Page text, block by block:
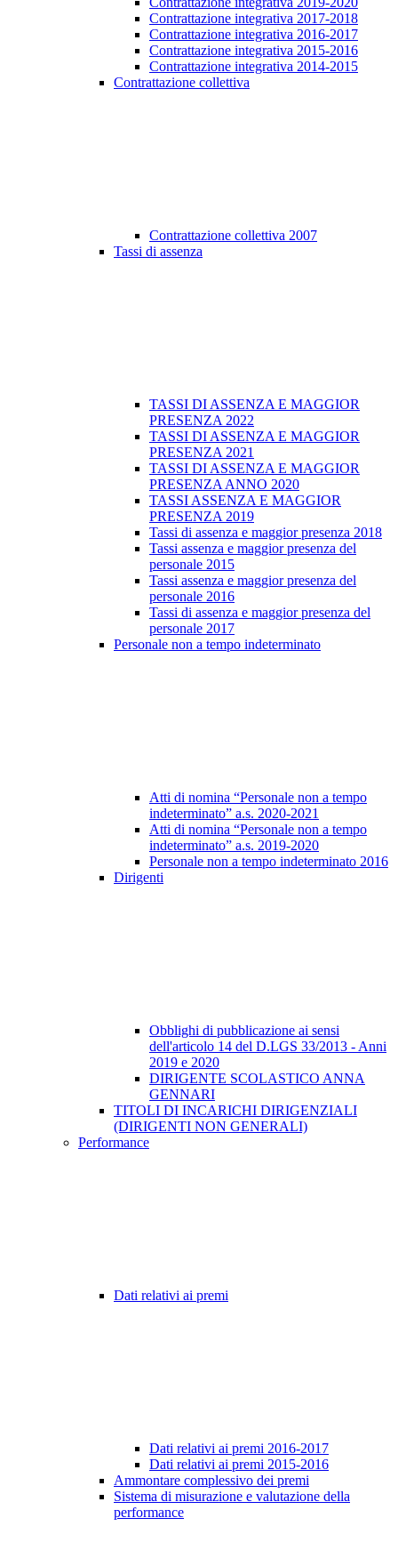
Contrattazione integrativa 2017-2018
Contrattazione integrativa 2016-2017
Contrattazione integrativa 2015-2016
Contrattazione integrativa 2014-2015
Contrattazione collettiva
Contrattazione collettiva 2007
Tassi di assenza
TASSI DI ASSENZA E MAGGIOR
PRESENZA 2022
TASSI DI ASSENZA E MAGGIOR
PRESENZA 2021
TASSI DI ASSENZA E MAGGIOR
PRESENZA ANNO 2020
TASSI ASSENZA E MAGGIOR
PRESENZA 2019
Tassi di assenza e maggior presenza 2018
Tassi assenza e maggior presenza del
personale 2015
Tassi assenza e maggior presenza del
personale 2016
Tassi di assenza e maggior presenza del
personale 2017
Personale non a tempo indeterminato
Atti di nomina “Personale non a tempo
indeterminato” a.s. 2020-2021
Atti di nomina “Personale non a tempo
indeterminato” a.s. 2019-2020
Personale non a tempo indeterminato 2016
Dirigenti
Obblighi di pubblicazione ai sensi
dell'articolo 14 del D.LGS 33/2013 - Anni
2019 e 2020
DIRIGENTE SCOLASTICO ANNA
GENNARI
TITOLI DI INCARICHI DIRIGENZIALI
(DIRIGENTI NON GENERALI)
Performance
Dati relativi ai premi
Dati relativi ai premi 2016-2017
Dati relativi ai premi 2015-2016
Ammontare complessivo dei premi
Sistema di misurazione e valutazione della
performance